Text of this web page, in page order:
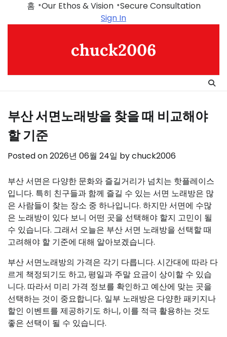
홈 Our Ethos & Vision Secure Consultation
Sign In
chuck2006
부산 서면노래방을 찾을 때 비교해야
할 기준
Posted on2026년 06월 24일 bychuck2006
부산 서면은 다양한 문화와 즐길거리가 넘치는 핫플레이스
입니다. 특히 친구들과 함께 즐길 수 있는 서면 노래방은 많
은 사람들이 찾는 장소 중 하나입니다. 하지만 서면에 수많
은 노래방이 있다 보니 어떤 곳을 선택해야 할지 고민이 될
수 있습니다. 그래서 오늘은 부산 서면 노래방을 선택할 때
고려해야 할 기준에 대해 알아보겠습니다.
부산 서면노래방의 가격은 각기 다릅니다. 시간대에 따라 다
르게 책정되기도 하고, 평일과 주말 요금이 상이할 수 있습
니다. 따라서 미리 가격 정보를 확인하고 예산에 맞는 곳을
선택하는 것이 중요합니다. 일부 노래방은 다양한 패키지나
할인 이벤트를 제공하기도 하니, 이를 적극 활용하는 것도
좋은 선택이 될 수 있습니다.